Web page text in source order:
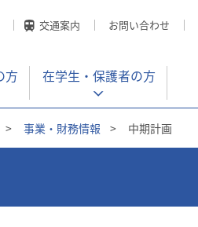
交通案内 お問い合わせ
方 在学生・ 保護者の方
> 事業・財務情報 > 中期計画